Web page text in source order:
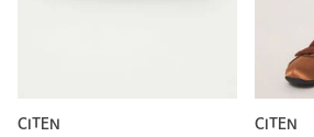
CITEN
CITEN